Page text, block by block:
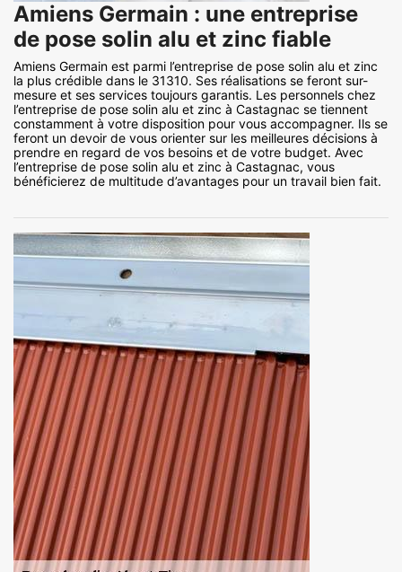
Amiens Germain : une entreprise
de pose solin alu et zinc fiable
Amiens Germain est parmi l’entreprise de pose solin alu et zinc
la plus crédible dans le 31310. Ses réalisations se feront sur-
mesure et ses services toujours garantis. Les personnels chez
l’entreprise de pose solin alu et zinc à Castagnac se tiennent
constamment à votre disposition pour vous accompagner. Ils se
feront un devoir de vous orienter sur les meilleures décisions à
prendre en regard de vos besoins et de votre budget. Avec
l’entreprise de pose solin alu et zinc à Castagnac, vous
bénéficierez de multitude d’avantages pour un travail bien fait.